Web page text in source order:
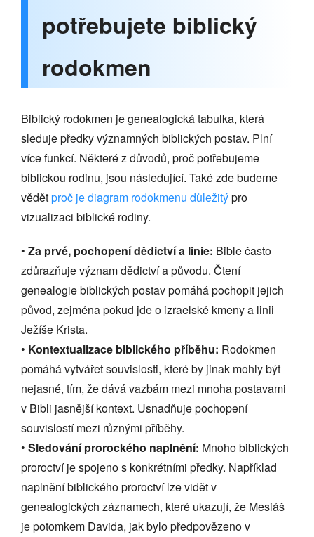
potřebujete biblický
rodokmen
Biblický rodokmen je genealogická tabulka, která
sleduje předky významných biblických postav. Plní
více funkcí. Některé z důvodů, proč potřebujeme
biblickou rodinu, jsou následující. Také zde budeme
vědětproč je diagram rodokmenu důležitýpro
vizualizaci biblické rodiny.
• Za prvé, pochopení dědictví a linie: Bible často
zdůrazňuje význam dědictví a původu. Čtení
genealogie biblických postav pomáhá pochopit jejich
původ, zejména pokud jde o izraelské kmeny a linii
Ježíše Krista.
• Kontextualizace biblického příběhu: Rodokmen
pomáhá vytvářet souvislosti, které by jinak mohly být
nejasné, tím, že dává vazbám mezi mnoha postavami
v Bibli jasnější kontext. Usnadňuje pochopení
souvislostí mezi různými příběhy.
• Sledování prorockého naplnění: Mnoho biblických
proroctví je spojeno s konkrétními předky. Například
naplnění biblického proroctví lze vidět v
genealogických záznamech, které ukazují, že Mesiáš
je potomkem Davida, jak bylo předpovězeno v